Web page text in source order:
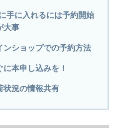
手に入れるには予約開始
大事
ンショップでの予約方法
本申し込みを！
状況の情報共有